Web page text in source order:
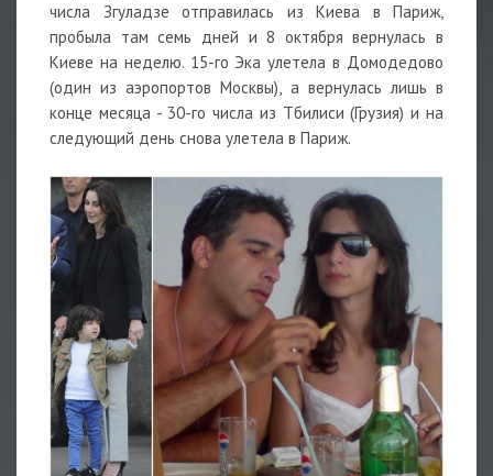
числа Згуладзе отправилась из Киева в Париж,
пробыла там семь дней и 8 октября вернулась в
Киеве на неделю. 15-го Эка улетела в Домодедово
(один из аэропортов Москвы), а вернулась лишь в
конце месяца - 30-го числа из Тбилиси (Грузия) и на
следующий день снова улетела в Париж.